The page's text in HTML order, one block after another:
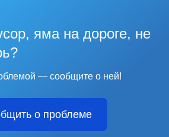
яма на дороге, не
— сообщите о ней!
о проблеме